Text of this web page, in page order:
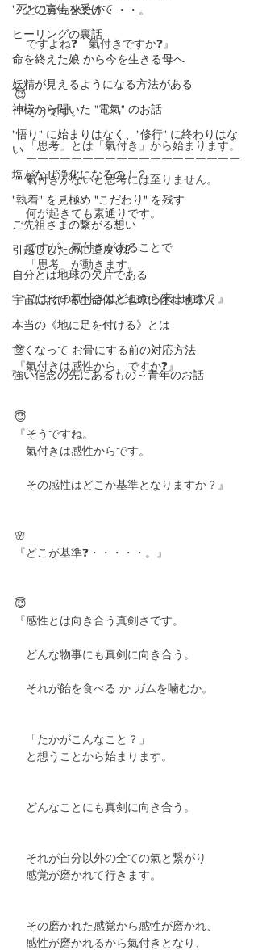
"死" の宣告を受けて
ヒーリングの裏話
命を終えた娘 から今を生きる母へ
妖精が見えるようになる方法がある
神様から聞いた "電氣" のお話
"悟り" に始まりはなく、"修行" に終わりはな
い
塩がなぜ浄化になるの！？
"執着" を見極め "こだわり" を残す
ご先祖さまの繋がる想い
引越ししたのに逆戻り⁉️
自分とは地球の欠片である
宇宙における生命体と地球に住む地球人
本当の《地に足を付ける》とは
亡くなって お骨にする前の対応方法
強い信念の先にあるもの～青年のお話
どこから來たか・・・。
ですよね❓　氣付きですか❓』
😇
『そうです。
「思考」とは「氣付き」から始まります。
￣￣￣￣￣￣￣￣￣￣￣￣￣￣￣￣￣￣￣
氣付きがないと思考には至りません。
何が起きても素通りです。
ですが、氣付きがあることで
「思考」が動きます。
ではその氣付きはどこから來ますか？』
🌸
『氣付きは感性から、ですか❓』
😇
『そうですね。
氣付きは感性からです。
その感性はどこか基準となりますか？』
🌸
『どこが基準❓・・・・・。』
😇
『感性とは向き合う真剣さです。
どんな物事にも真剣に向き合う。
それが飴を食べる か ガムを噛むか。
「たかがこんなこと？」
と想うことから始まります。
どんなことにも真剣に向き合う。
それが自分以外の全ての氣と繋がり
感覚が磨かれて行きます。
その磨かれた感覚から感性が磨かれ、
感性が磨かれるから氣付きとなり、